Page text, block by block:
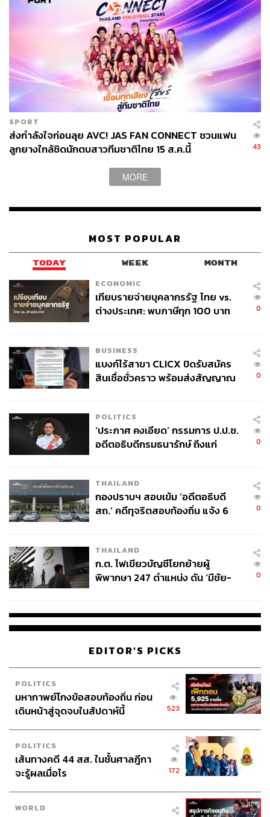
สำนักข่าวเศรษฐกิจ ธุรกิจ และการลงทุน โดย
ทีมข่าว THE STANDARD
SPORT
ส่งกำลังใจก่อนลุย AVC! JAS FAN CONNECT ชวนแฟน
ลูกยางใกล้ชิดนักตบสาวทีมชาติไทย 15 ส.ค.นี้
43
MORE
MOST POPULAR
TODAY WEEK MONTH
ECONOMIC
เทียบรายจ่ายบุคลากรรัฐ ไทย vs.
ต่างประเทศ: พบภาษีทุก 100 บาท
0
BUSINESS
แบงก์ไร้สาขา CLICX ปิดรับสมัคร
สินเชื่อชั่วคราว พร้อมส่งสัญญาณ
0
POLITICS
‘ประภาศ คงเอียด’ กรรมการ ป.ป.ช.
อดีตอธิบดีกรมธนารักษ์ ถึงแก่
0
THAILAND
กองปราบฯ สอบเข้ม ‘อดีตอธิบดี
สถ.’ คดีทุจริตสอบท้องถิ่น แจ้ง 6
0
THAILAND
ก.ต. ไฟเขียวบัญชีโยกย้ายผู้
พิพากษา 247 ตำแหน่ง ดัน ‘มีชัย-
0
EDITOR'S PICKS
POLITICS
มหากาพย์โกงข้อสอบท้องถิ่น ก่อน
เดินหน้าสู่จุดจบในสัปดาห์นี้
523
POLITICS
เส้นทางคดี 44 สส. ในชั้นศาลฎีกา
จะรู้ผลเมื่อไร
172
WORLD